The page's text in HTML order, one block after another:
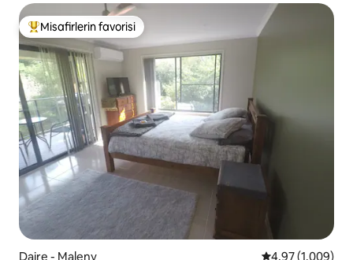
Misafirlerin favorilerinden en beğenilenler arasında
Misafirlerin favorisi
Daire - Maleny 5 üzerinden
4,97 (1.009)